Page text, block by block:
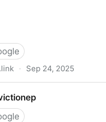
· Sep 24, 2025